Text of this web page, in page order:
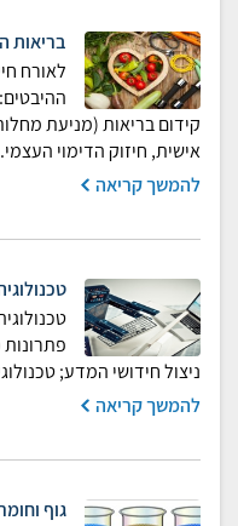
בריאות
לאורח
קידום בריאות (מניעת
אישית, חיזוק הדימוי
להמשך קריאה
ניצול חידושי המדע;
להמשך קריאה
גוף